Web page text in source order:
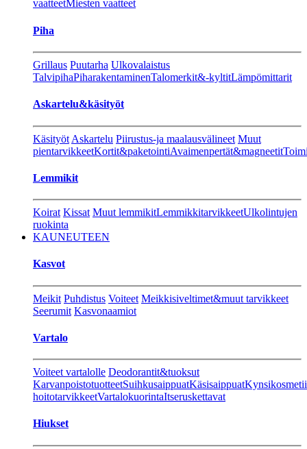
vaatteetMiesten vaatteet
Piha
Grillaus Puutarha Ulkovalaistus
TalvipihaPiharakentaminenTalomerkit&-kyltitLämpömittarit
Askartelu&käsityöt
Käsityöt Askartelu Piirustus-ja maalausvälineet Muut
pientarvikkeetKortit&paketointiAvaimenpertät&magneetit
Lemmikit
Koirat Kissat Muut lemmikitLemmikkitarvikkeetUlkolintujen
ruokinta
KAUNEUTEEN
Kasvot
Meikit Puhdistus Voiteet Meikkisiveltimet&muut tarvikkeet
Seerumit Kasvonaamiot
Vartalo
Voiteet vartalolle Deodorantit&tuoksut
KarvanpoistotuotteetSuihkusaippuatKäsisaippuat
hoitotarvikkeetVartalokuorintaItseruskettavat
Hiukset